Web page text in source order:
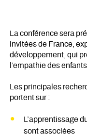
La conférence sera
invitées de France,
développement, qui
l’empathie des
Les principales
portent sur :
L’apprentissage
sont associées